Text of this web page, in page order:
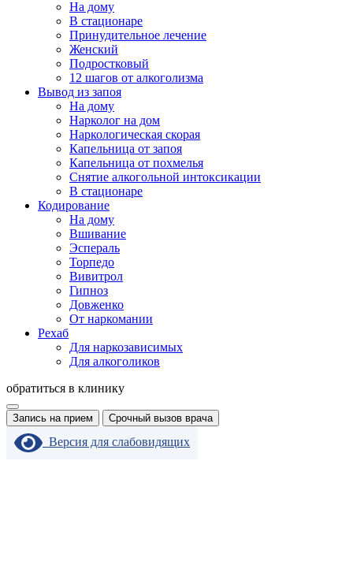
На дому
В стационаре
Принудительное лечение
Женский
Подростковый
12 шагов от алкоголизма
Вывод из запоя
На дому
Нарколог на дом
Наркологическая скорая
Капельница от запоя
Капельница от похмелья
Снятие алкогольной интоксикации
В стационаре
Кодирование
На дому
Вшивание
Эспераль
Торпедо
Вивитрол
Гипноз
Довженко
От наркомании
Рехаб
Для наркозависимых
Для алкоголиков
обратиться в клинику
Запись на прием Срочный вызов врача
Версия для слабовидящих